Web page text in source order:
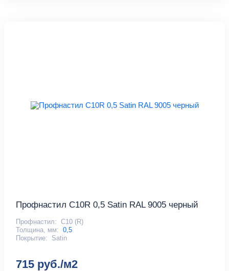
Профнастил С10R 0,5 Satin RAL 9005 черный
Профнастил: С10 (R)
Толщина, мм: 0,5
Покрытие:
Satin
715 руб./м2